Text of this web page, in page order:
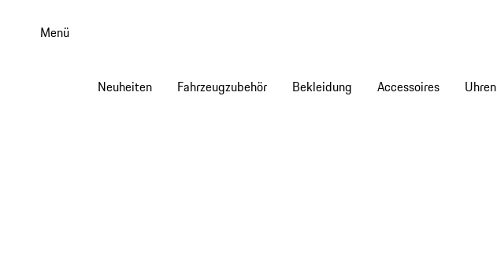
Hauptinhalt
Menü
Neuheiten Fahrzeugzubehör Bekleidung Accessoires Uhren